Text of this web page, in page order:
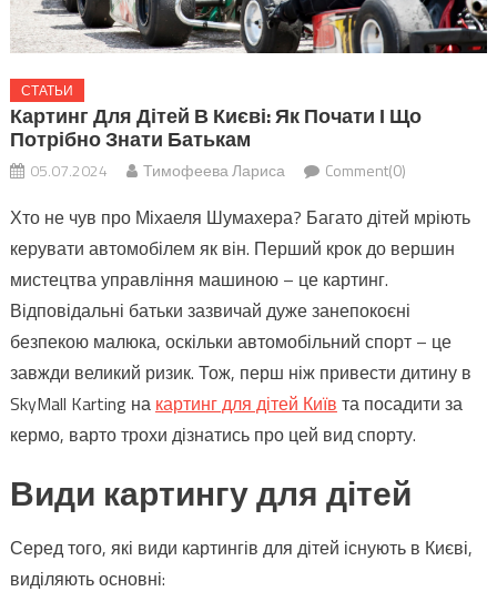
СТАТЬИ
Картинг Для Дітей В Києві: Як Почати І Що
Потрібно Знати Батькам
05.07.2024 Тимофеева Лариса Comment(0)
Хто не чув про Міхаеля Шумахера? Багато дітей мріють
керувати автомобілем як він. Перший крок до вершин
мистецтва управління машиною – це картинг.
Відповідальні батьки зазвичай дуже занепокоєні
безпекою малюка, оскільки автомобільний спорт – це
завжди великий ризик. Тож, перш ніж привести дитину в
SkyMall Karting на картинг для дітей Київ та посадити за
кермо, варто трохи дізнатись про цей вид спорту.
Види картингу для дітей
Серед того, які види картингів для дітей існують в Києві,
виділяють основні: